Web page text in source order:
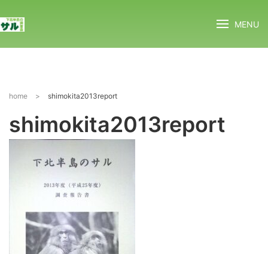
MENU
home > shimokita2013report
shimokita2013report